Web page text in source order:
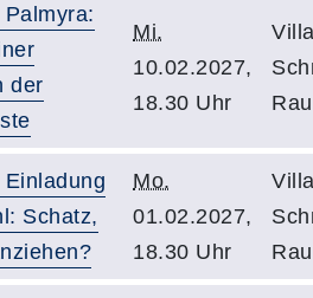
der
Mi.
10.02.2027,
18.30 Uhr
Schatz,
Mo.
01.02.2027,
18.30 Uhr